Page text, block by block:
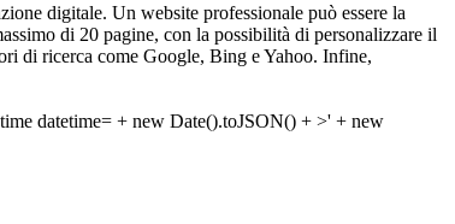
digitale. Un website professionale può essere la
di 20 pagine, con la possibilità di personalizzare il
di ricerca come Google, Bing e Yahoo. Infine,